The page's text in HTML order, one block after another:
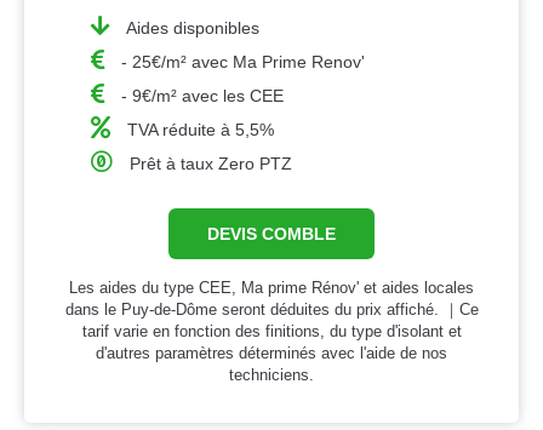
Aides disponibles
- 25€/m² avec Ma Prime Renov'
- 9€/m² avec les CEE
TVA réduite à 5,5%
Prêt à taux Zero PTZ
DEVIS COMBLE
Les aides du type CEE, Ma prime Rénov' et aides locales
dans le Puy-de-Dôme seront déduites du prix affiché. ｜Ce
tarif varie en fonction des finitions, du type d'isolant et
d'autres paramètres déterminés avec l'aide de nos
techniciens.